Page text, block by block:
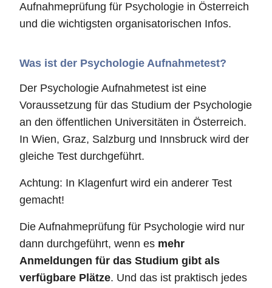
Aufnahmeprüfung für Psychologie in Österreich
und die wichtigsten organisatorischen Infos.
Was ist der Psychologie Aufnahmetest?
Der Psychologie Aufnahmetest ist eine
Voraussetzung für das Studium der Psychologie
an den öffentlichen Universitäten in Österreich.
In Wien, Graz, Salzburg und Innsbruck wird der
gleiche Test durchgeführt.
Achtung: In Klagenfurt wird ein anderer Test
gemacht!
Die Aufnahmeprüfung für Psychologie wird nur
dann durchgeführt, wenn es mehr
Anmeldungen für das Studium gibt als
verfügbare Plätze. Und das ist praktisch jedes